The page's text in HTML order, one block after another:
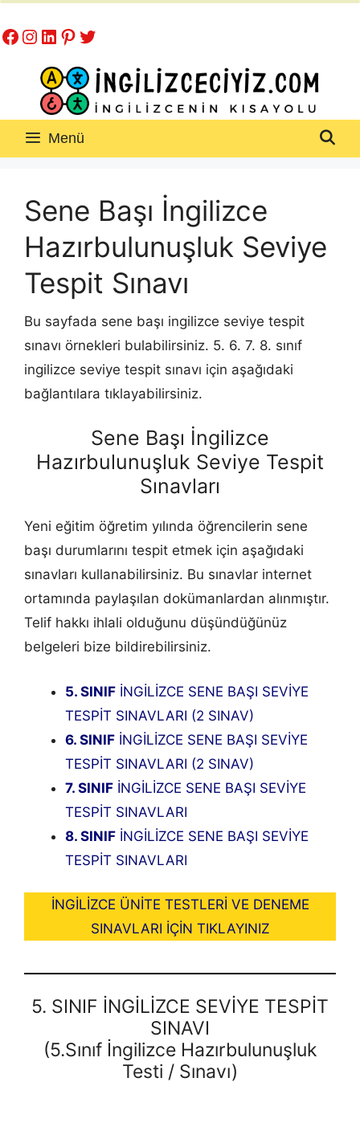
atla
Facebook
Instagram
LinkedIn
Pinterest
Twitter
Menü
Sene Başı İngilizce
Hazırbulunuşluk Seviye
Tespit Sınavı
Bu sayfada sene başı ingilizce seviye tespit
sınavı örnekleri bulabilirsiniz. 5. 6. 7. 8. sınıf
ingilizce seviye tespit sınavı için aşağıdaki
bağlantılara tıklayabilirsiniz.
Sene Başı İngilizce
Hazırbulunuşluk Seviye Tespit
Sınavları
Yeni eğitim öğretim yılında öğrencilerin sene
başı durumlarını tespit etmek için aşağıdaki
sınavları kullanabilirsiniz. Bu sınavlar internet
ortamında paylaşılan dokümanlardan alınmıştır.
Telif hakkı ihlali olduğunu düşündüğünüz
belgeleri bize bildirebilirsiniz.
5. SINIF İNGİLİZCE SENE BAŞI SEVİYE
TESPİT SINAVLARI (2 SINAV)
6. SINIF İNGİLİZCE SENE BAŞI SEVİYE
TESPİT SINAVLARI (2 SINAV)
7. SINIF İNGİLİZCE SENE BAŞI SEVİYE
TESPİT SINAVLARI
8. SINIF İNGİLİZCE SENE BAŞI SEVİYE
TESPİT SINAVLARI
İNGİLİZCE ÜNİTE TESTLERİ VE DENEME
SINAVLARI İÇİN TIKLAYINIZ
5. SINIF İNGİLİZCE SEVİYE TESPİT
SINAVI
(5.Sınıf İngilizce Hazırbulunuşluk
Testi / Sınavı)